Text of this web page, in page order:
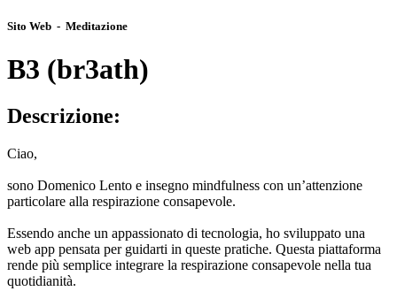
Sito Web - Meditazione
B3 (br3ath)
Descrizione:
Ciao,
sono Domenico Lento e insegno mindfulness con un’attenzione
particolare alla respirazione consapevole.
Essendo anche un appassionato di tecnologia, ho sviluppato una
web app pensata per guidarti in queste pratiche. Questa piattaforma
rende più semplice integrare la respirazione consapevole nella tua
quotidianità.